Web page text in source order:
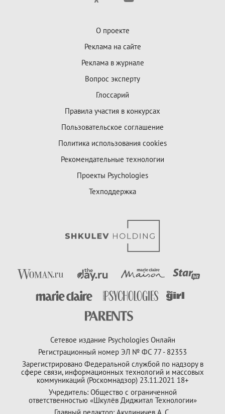
О проекте
Реклама на сайте
Реклама в журнале
Вопрос эксперту
Глоссарий
Правила участия в конкурсах
Пользовательское соглашение
Политика использования cookies
Рекомендательные технологии
Проекты Psychologies
Техподдержка
Сетевое издание Psychologies Онлайн
Регистрационный номер ЭЛ № ФС 77 - 82353
Зарегистрировано Федеральной службой по надзору в
сфере связи, информационных технологий и массовых
коммуникаций (Роскомнадзор) 23.11.2021 18+
Учредитель: Общество с ограниченной
ответственностью «Шкулёв Диджитал Технологии»